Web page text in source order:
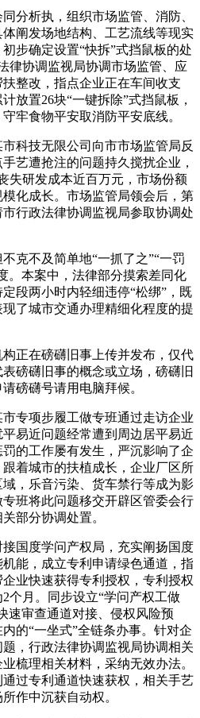
析执，组织市场监管、消防、
阐发场地结构、工艺流线等现实
步确定设置“快拆”式挡鼠板的处
律协调监视局协调市场监管、应
整改，指点企业正在车间收支
放置26块“一键拆除”式挡鼠板，
牢食物平安取消防平安底线。
技无限公司向市市场监管局反
艺遭抢注的问题持久搅扰企业，
失研发成本近百万元，市场份额
化成长。市场监管局领会后，第
行政法律协调监视局参取协调处
不及简单地“一抓了之”“一罚
。本案中，法律部分摸索差同化
段两小时内轻细违停“松绑”，既
了城市交通办理精细化程度的提
在磅礴旧事上传并发布，仅代
磅礴旧事的概念或立场，磅礴旧
磅礴号请用电脑拜候。
项步履工做专班通过走访企业
易近问题经常遭到周边居平易近
的工作屡有发生，严沉影响了企
着城市的扶植成长，企业厂区所
，乐音污染、货车禁行等成为影
班将此问题移交开辟区管委会行
部分协调处置。
度学问产权局，充实阐扬国度
能，成立专利申请绿色通道，指
业快速获得专利授权，专利授权
个月。同步设立“学问产权工做
速审查通道对接、侵权风险预
的“一坐式”全链条办事。针对企
，行政法律协调监视局协调相关
梳理相关材料，采纳无效办法。
过专利通道快速获权，相关手艺
作中沉获自动权。